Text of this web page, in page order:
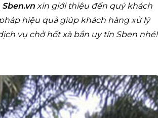
Sben.vn xin giới thiệu đến quý khách
hiệu quả giúp khách hàng xử lý
vụ chở hốt xà bần uy tín Sben nhé!